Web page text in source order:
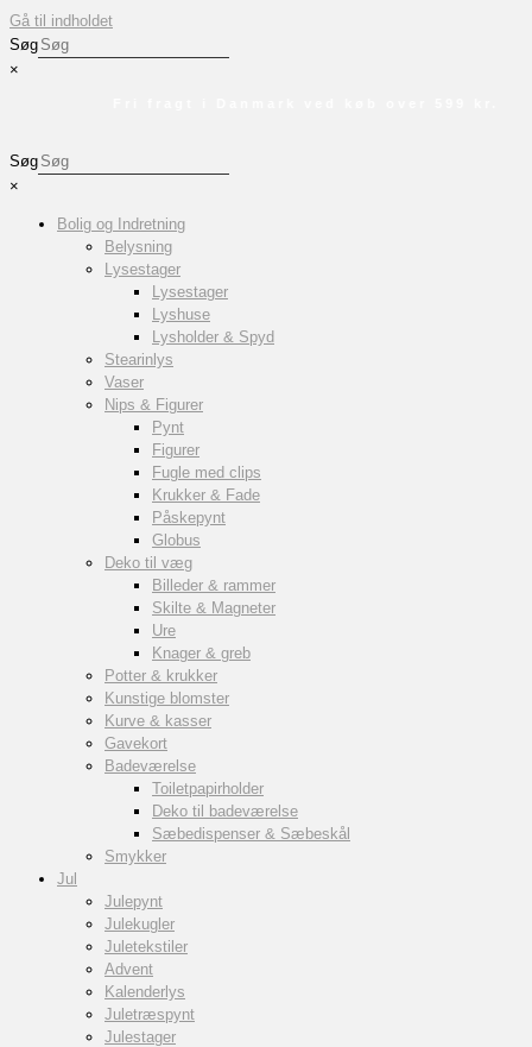
Gå til indholdet
Søg
×
Søg
×
Bolig og Indretning
Belysning
Lysestager
Lysestager
Lyshuse
Lysholder & Spyd
Stearinlys
Vaser
Nips & Figurer
Pynt
Figurer
Fugle med clips
Krukker & Fade
Påskepynt
Globus
Deko til væg
Billeder & rammer
Skilte & Magneter
Ure
Knager & greb
Potter & krukker
Kunstige blomster
Kurve & kasser
Gavekort
Badeværelse
Toiletpapirholder
Deko til badeværelse
Sæbedispenser & Sæbeskål
Smykker
Jul
Julepynt
Julekugler
Juletekstiler
Advent
Kalenderlys
Juletræspynt
Julestager